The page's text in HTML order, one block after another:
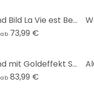
Alu-Dibond Bild La Vie est Belle - grün
ab 73,99 €
Alu-Dibond mit Goldeffekt Stadtplan Paris
ab 83,99 €